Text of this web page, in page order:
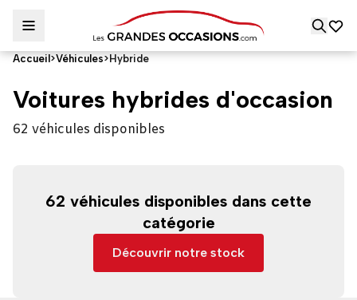
Accueil >Véhicules> Hybride
Voitures hybrides d'occasion
62 véhicules disponibles
62 véhicules disponibles dans cette
catégorie
Découvrir notre stock